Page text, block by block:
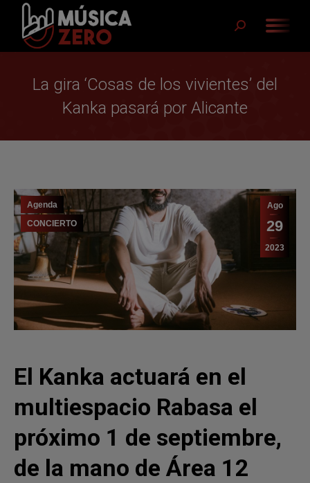
Buscar:
La gira ‘Cosas de los vivientes’ del
Kanka pasará por Alicante
Ago
29
2023
Agenda
CONCIERTO
El Kanka actuará en el
multiespacio Rabasa el
próximo 1 de septiembre,
de la mano de Área 12